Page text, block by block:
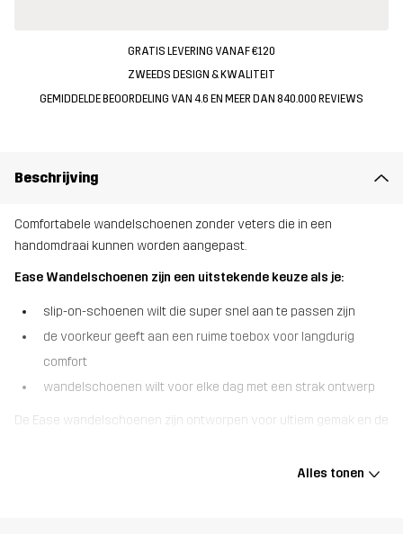
GRATIS LEVERING VANAF €120
ZWEEDS DESIGN & KWALITEIT
GEMIDDELDE BEOORDELING VAN 4.6 EN MEER DAN 840.000 REVIEWS
Beschrijving
Comfortabele wandelschoenen zonder veters die in een
handomdraai kunnen worden aangepast.
Ease Wandelschoenen zijn een uitstekende keuze als je:
slip-on-schoenen wilt die super snel aan te passen zijn
de voorkeur geeft aan een ruime toebox voor langdurig
comfort
wandelschoenen wilt voor elke dag met een strak ontwerp
De Ease wandelschoenen zijn ontworpen voor ultiem gemak en de
Alles tonen